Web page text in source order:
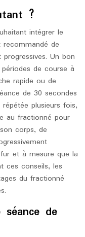
?
intégrer le
de
Un bon
de course à
rapide ou de
de 30 secondes
plusieurs fois,
au fractionné pour
corps, de
et à mesure que la
ces conseils, les
du fractionné
de